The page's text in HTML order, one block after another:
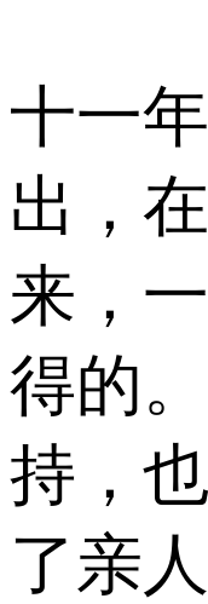
十一
出，
来，
得的
持，
了亲